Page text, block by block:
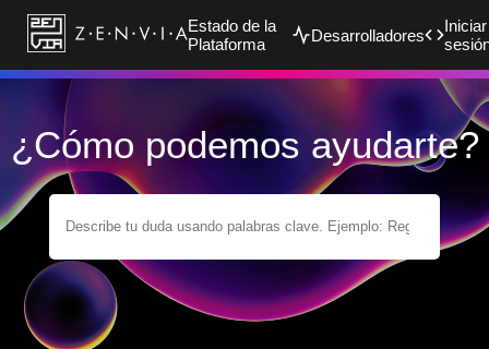
Estado de la
Plataforma
Desarrolladores
Iniciar
¿Cómo podemos ayudarte?